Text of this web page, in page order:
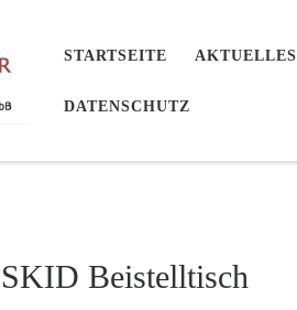
STARTSEITE AKTUELLES
DATENSCHUTZ
SKID Beistelltisch